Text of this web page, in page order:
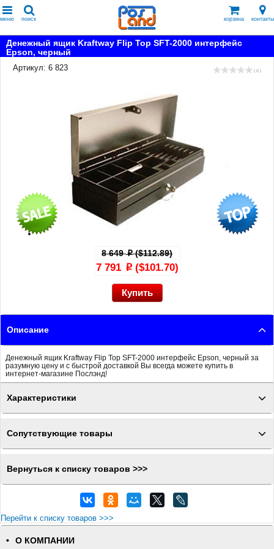
меню поиск корзина контакты
Денежный ящик Kraftway Flip Top SFT-2000 интерфейс
Epson, черный
Артикул: 6 823
( 0 )
8 649p($112.89)
7 791 p($101.70)
Описание
Денежный ящик Kraftway Flip Top SFT-2000 интерфейс Epson, черный за
разумную цену и с быстрой доставкой Вы всегда можете купить в
интернет-магазине Послэнд!
Характеристики
Сопутствующие товары
Вернуться к списку товаров >>>
Перейти к списку товаров >>>
О КОМПАНИИ